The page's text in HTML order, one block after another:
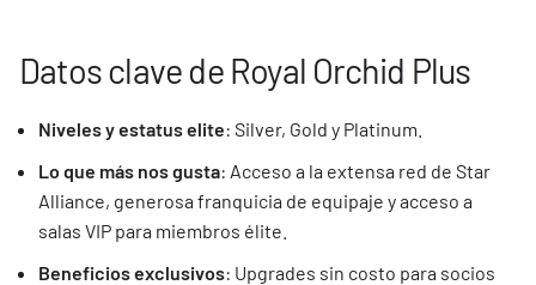
Datos clave de Royal Orchid Plus
Niveles y estatus elite: Silver, Gold y Platinum.
Lo que más nos gusta: Acceso a la extensa red de Star
Alliance, generosa franquicia de equipaje y acceso a
salas VIP para miembros élite.
Beneficios exclusivos: Upgrades sin costo para socios